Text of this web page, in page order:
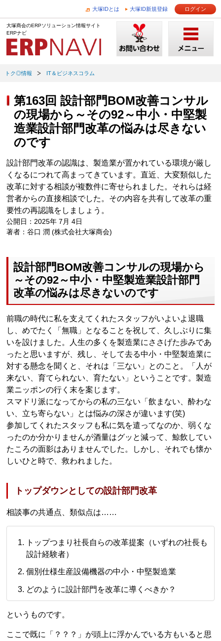
大塚IDとは 大塚ID新規登録 ログイン
大塚商会のERPソリューション情報サイト
ERPナビ
トク◎情報 IT＆ビジネスコラム
第163回 設計部門BOM改善コンサル
の現場から～その92～中小・中堅製
造業設計部門改革の悩みは尽きない
のです
設計部門改革の認識は、製造業が置かれている環境が厳し
くなるにつれて高まってきています。直近、大変類似した
改革に対する相談が複数件に寄せられました。それらは経
営者からの直接相談でした。その内容を共有して改革の重
要性の再認識をしましょう。
公開日：2025年 7月 4日
著者：谷口 潤 (株式会社大塚商会)
設計部門BOM改善コンサルの現場から
～その92～中小・中堅製造業設計部門
改革の悩みは尽きないのです
前職の時代に私を支えてくれたスタッフがいよいよ退職
し、めでたく「無職」となることを祝して、久しぶりに集
いを設けました。人生の多くを製造業にささげた歩みであ
ったと思いますが、残し、そして去る中小・中堅製造業に
対する懸念を聞くと、それは「三ない」とのこと。「人が
来ない、育てられない、育たない」ということです。製造
業ニッポンの行く末を案じます。
スマドリ派になってからの私の三ない「飲まない、酔わな
い、立ち寄らない」とは悩みの深さが違います(笑)
参加してくれたスタッフも私に気を遣ってなのか、弱くな
ったのか分かりませんが酒量はグッと減って、鯨飲してい
たころの面影はありませんでした。しかし、それでも懐か
しいひと時で、救われました。
トップダウンとしての設計部門改革
相談事の共通点、類似点は……
トップつまり社長自らの改革提案（いずれの社長も
設計経験者）
個別仕様生産設備機器の中小・中堅製造業
どのように設計部門を改革に導くべきか？
というものです。
ここで既に「？？？」が頭上に浮かんでいる方もいると思